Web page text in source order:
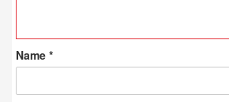
Name *